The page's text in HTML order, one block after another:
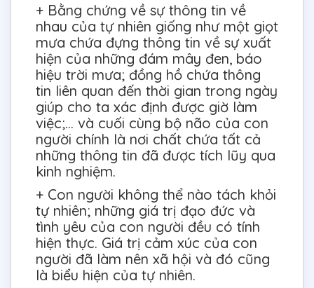
+ Bằng chứng về sự thông tin về
nhau của tự nhiên giống như một giọt
mưa chứa đựng thông tin về sự xuất
hiện của những đám mây đen, báo
hiệu trời mưa; đồng hồ chứa thông
tin liên quan đến thời gian trong ngày
giúp cho ta xác định được giờ làm
việc;… và cuối cùng bộ não của con
người chính là nơi chất chứa tất cả
những thông tin đã được tích lũy qua
kinh nghiệm.
+ Con người không thể nào tách khỏi
tự nhiên; những giá trị đạo đức và
tình yêu của con người đều có tính
hiện thực. Giá trị cảm xúc của con
người đã làm nên xã hội và đó cũng
là biểu hiện của tự nhiên.